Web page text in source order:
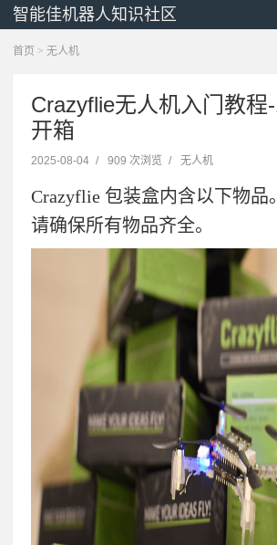
智能佳机器人知识社区
首页 > 无人机
Crazyflie无人机入门教程
开箱
2025-08-04 / 909 次浏览 / 无人机
Crazyflie 包装盒内含以下物品
请确保所有物品齐全。